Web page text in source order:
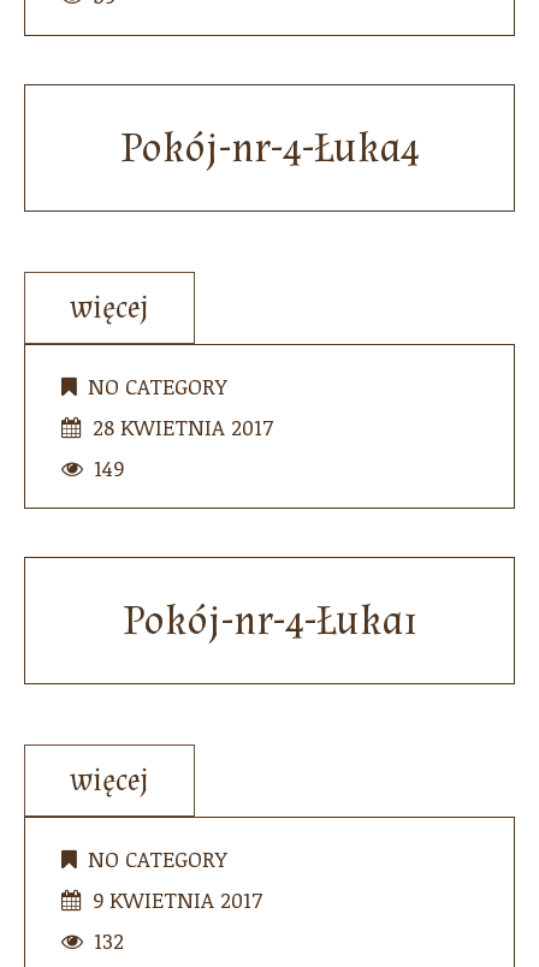
Pokój-nr-4-Łuka4
więcej
NO CATEGORY
28 KWIETNIA 2017
149
Pokój-nr-4-Łuka1
więcej
NO CATEGORY
9 KWIETNIA 2017
132